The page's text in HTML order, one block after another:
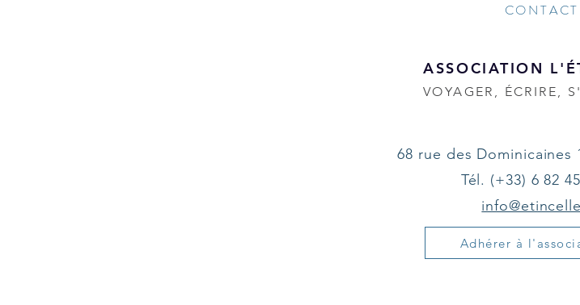
CONTACT
ASSOCIATION
VOYAGER, ÉCRIRE,
68 rue des Dominicaines
Tél. (+33) 6 82
Adhérer à